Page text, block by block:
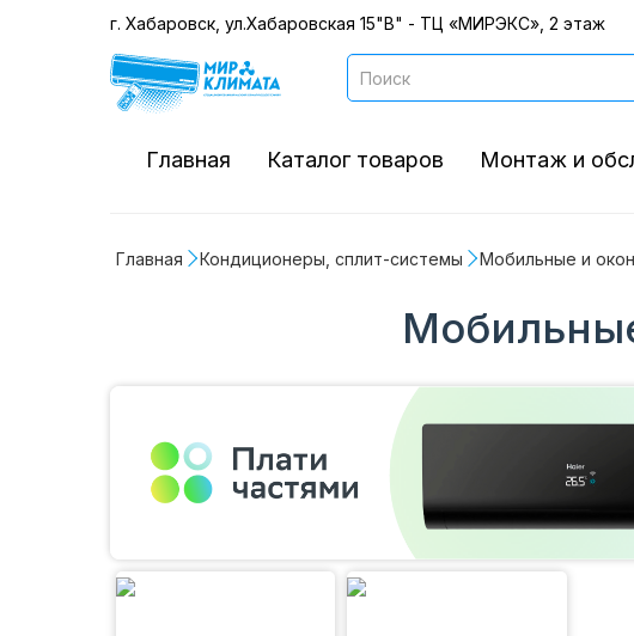
г. Хабаровск, ул.Хабаровская 15"В" - ТЦ «МИРЭКС», 2 этаж
Главная Каталог товаров Монтаж и
Главная Кондиционеры, сплит-системы Мобильные и